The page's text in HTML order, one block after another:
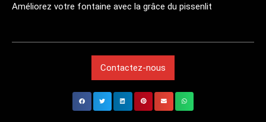
Améliorez votre fontaine avec la grâce du pissenlit
Contactez-nous